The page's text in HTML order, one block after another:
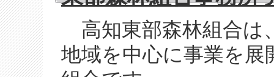
高知東部森林組合は
地域を中心に事業を展